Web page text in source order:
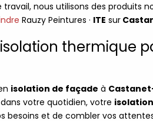
nous utilisons des produits
Rauzy Peintures · ITE sur
isolation
isolation de façade à
votre quotidien, votre
besoins et de combler vos